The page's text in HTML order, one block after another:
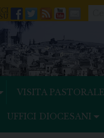
Facebook
Twitter
FeedsYoutube
Mail
VISITA PASTORALE
UFFICI DIOCESANI